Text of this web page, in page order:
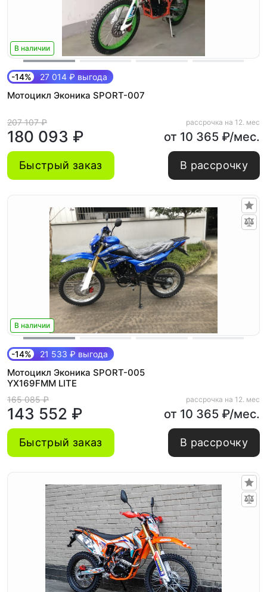
В наличии
-14% 27 014 ₽ выгода
Мотоцикл Эконика SPORT-007
207 107 ₽
180 093 ₽
рассрочка на 12. мес
от 10 365 ₽/мес.
Быстрый заказ В рассрочку
В наличии
-14% 21 533 ₽ выгода
Мотоцикл Эконика SPORT-005
YX169FMM LITE
165 085 ₽
143 552 ₽
рассрочка на 12. мес
от 10 365 ₽/мес.
Быстрый заказ В рассрочку